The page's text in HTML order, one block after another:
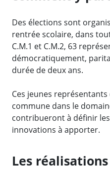
Des élections sont
rentrée scolaire, dans
C.M.1 et C.M.2, 63
démocratiquement,
durée de deux ans.
Ces jeunes
commune dans le
contribueront à définir
innovations à apporter.
Les réalisations